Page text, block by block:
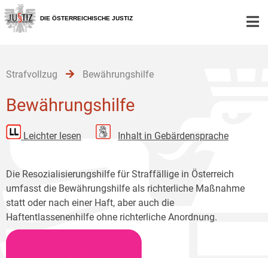
Zur
Hauptnavigation
[1]
Zum
Inhalt
[2]
Zum
Untermenü
[3]
DIE ÖSTERREICHISCHE JUSTIZ
Strafvollzug Bewährungshilfe
Bewährungshilfe
Leichter lesen Inhalt in Gebärdensprache
Die Resozialisierungshilfe für Straffällige in Österreich
umfasst die Bewährungshilfe als richterliche Maßnahme
statt oder nach einer Haft, aber auch die
Haftentlassenenhilfe ohne richterliche Anordnung.